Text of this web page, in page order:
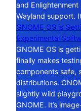
and
Wayland support.
GNOME OS is
Experimental
GNOME OS is
finally makes
components safe,
distributions.
slightly wild
GNOME. It’s